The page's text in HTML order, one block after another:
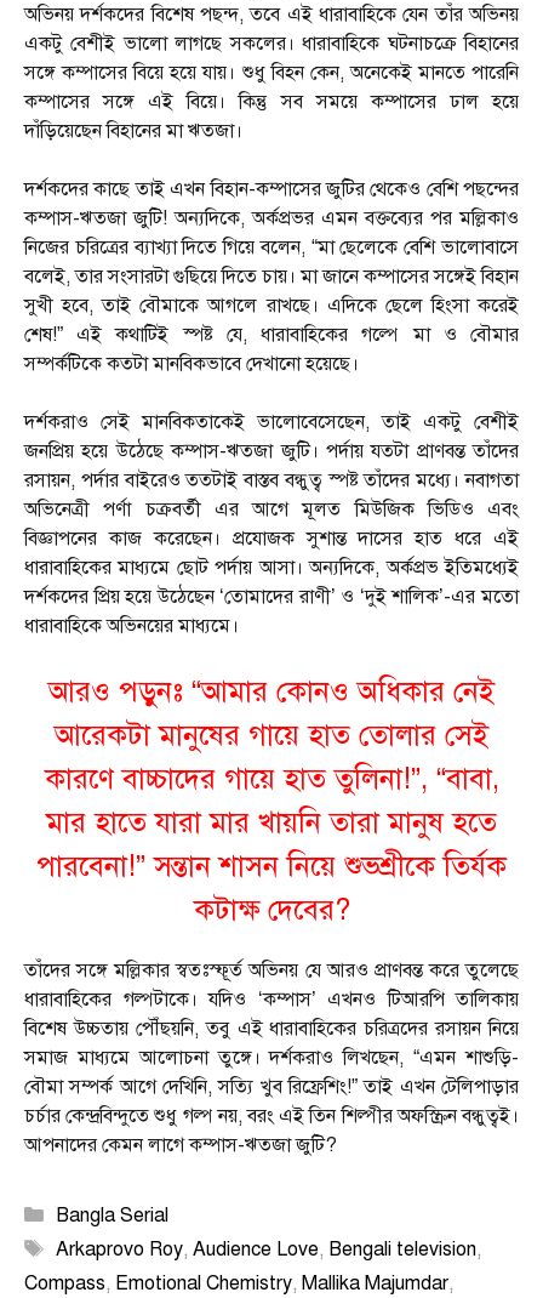
অভিনয় দর্শকদের বিশেষ পছন্দ, তবে এই ধারাবাহিকে যেন তাঁর অভিনয়
একটু বেশীই ভালো লাগছে সকলের। ধারাবাহিকে ঘটনাচক্রে বিহানের
সঙ্গে কম্পাসের বিয়ে হয়ে যায়। শুধু বিহন কেন, অনেকেই মানতে পারেনি
কম্পাসের সঙ্গে এই বিয়ে। কিন্তু সব সময়ে কম্পাসের ঢাল হয়ে
দাঁড়িয়েছেন বিহানের মা ঋতজা।
দর্শকদের কাছে তাই এখন বিহান-কম্পাসের জুটির থেকেও বেশি পছন্দের
কম্পাস-ঋতজা জুটি! অন্যদিকে, অর্কপ্রভর এমন বক্তব্যের পর মল্লিকাও
নিজের চরিত্রের ব্যাখ্যা দিতে গিয়ে বলেন, “মা ছেলেকে বেশি ভালোবাসে
বলেই, তার সংসারটা গুছিয়ে দিতে চায়। মা জানে কম্পাসের সঙ্গেই বিহান
সুখী হবে, তাই বৌমাকে আগলে রাখছে। এদিকে ছেলে হিংসা করেই
শেষ!” এই কথাটিই স্পষ্ট যে, ধারাবাহিকের গল্পে মা ও বৌমার
সম্পর্কটিকে কতটা মানবিকভাবে দেখানো হয়েছে।
দর্শকরাও সেই মানবিকতাকেই ভালোবেসেছেন, তাই একটু বেশীই
জনপ্রিয় হয়ে উঠেছে কম্পাস-ঋতজা জুটি। পর্দায় যতটা প্রাণবন্ত তাঁদের
রসায়ন, পর্দার বাইরেও ততটাই বাস্তব বন্ধুত্ব স্পষ্ট তাঁদের মধ্যে। নবাগতা
অভিনেত্রী পর্ণা চক্রবর্তী এর আগে মূলত মিউজিক ভিডিও এবং
বিজ্ঞাপনের কাজ করেছেন। প্রযোজক সুশান্ত দাসের হাত ধরে এই
ধারাবাহিকের মাধ্যমে ছোট পর্দায় আসা। অন্যদিকে, অর্কপ্রভ ইতিমধ্যেই
দর্শকদের প্রিয় হয়ে উঠেছেন ‘তোমাদের রাণী’ ও ‘দুই শালিক’-এর মতো
ধারাবাহিকে অভিনয়ের মাধ্যমে।
আরও পড়ুনঃ “আমার কোন‌ও অধিকার নেই
আরেকটা মানুষের গায়ে হাত তোলার সেই
কারণে বাচ্চাদের গায়ে হাত তুলিনা!”, “বাবা,
মার হাতে যারা মার খায়নি তারা মানুষ হতে
পারবেনা!” সন্তান শাসন নিয়ে শুভশ্রীকে তির্যক
কটাক্ষ দেবের?
তাঁদের সঙ্গে মল্লিকার স্বতঃস্ফূর্ত অভিনয় যে আরও প্রাণবন্ত করে তুলেছে
ধারাবাহিকের গল্পটাকে। যদিও ‘কম্পাস’ এখনও টিআরপি তালিকায়
বিশেষ উচ্চতায় পৌঁছয়নি, তবু এই ধারাবাহিকের চরিত্রদের রসায়ন নিয়ে
সমাজ মাধ্যমে আলোচনা তুঙ্গে। দর্শকরাও লিখছেন, “এমন শাশুড়ি-
বৌমা সম্পর্ক আগে দেখিনি, সত্যি খুব রিফ্রেশিং!” তাই এখন টেলিপাড়ার
চর্চার কেন্দ্রবিন্দুতে শুধু গল্প নয়, বরং এই তিন শিল্পীর অফস্ক্রিন বন্ধুত্বই।
আপনাদের কেমন লাগে কম্পাস-ঋতজা জুটি?
Categories
Bangla Serial
Tags
Arkaprovo Roy, Audience Love, Bengali television,
Compass, Emotional Chemistry, Mallika Majumdar,